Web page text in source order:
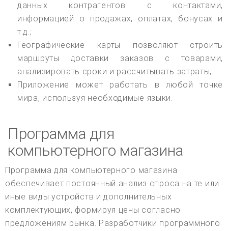
данных контрагентов с контактами,
информацией о продажах, оплатах, бонусах и
т.д.;
Географические карты позволяют строить
маршруты доставки заказов с товарами,
анализировать сроки и рассчитывать затраты;
Приложение может работать в любой точке
мира, используя необходимые языки.
Программа для
компьютерного магазина
Программа для компьютерного магазина
обеспечивает постоянный анализ спроса на те или
иные виды устройств и дополнительных
комплектующих, формируя цены согласно
предложениям рынка. Разработчики программного